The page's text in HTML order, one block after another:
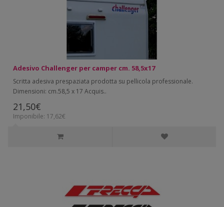
Adesivo Challenger per camper cm. 58,5x17
Scritta adesiva prespaziata prodotta su pellicola professionale.
Dimensioni: cm.58,5 x 17 Acquis..
21,50€
Imponibile: 17,62€